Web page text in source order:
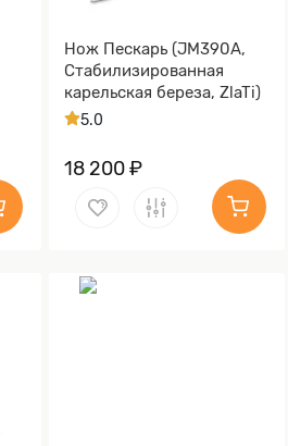
Нож Пескарь (JM390A,
Стабилизированная
карельская береза, ZlaTi)
5.0
18 200 ₽